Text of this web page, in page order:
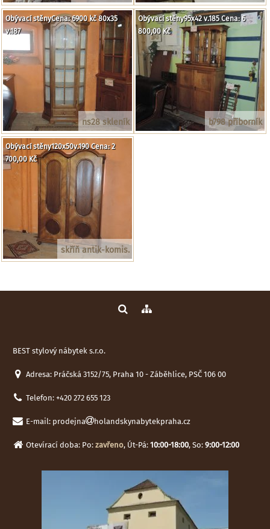
ns28 skleník
Obývací stěnyCena: 6900 kč 80x35
v.187
b798 příborník
Obývací stěny95x42 v.185 Cena: 6
800,00 Kč
skříň antik-komis.
Obývací stěny120x50v.190 Cena: 2
700,00 Kč
BEST stylový nábytek s.r.o.
Adresa: Práčská 3152/75, Praha 10 - Záběhlice, PSČ 106 00
Telefon: +420 272 655 123
E-mail: prodejna holandskynabytekpraha.cz
Otevírací doba: Po: zavřeno, Út-Pá: 10:00-18:00, So: 9:00-12:00